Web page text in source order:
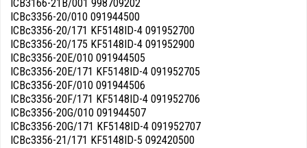
ICB3166-21B/001 998709202
ICBc3356-20/010 091944500
ICBc3356-20/171 KF5148ID-4 091952700
ICBc3356-20/175 KF5148ID-4 091952900
ICBc3356-20E/010 091944505
ICBc3356-20E/171 KF5148ID-4 091952705
ICBc3356-20F/010 091944506
ICBc3356-20F/171 KF5148ID-4 091952706
ICBc3356-20G/010 091944507
ICBc3356-20G/171 KF5148ID-4 091952707
ICBc3356-21/171 KF5148ID-5 092420500